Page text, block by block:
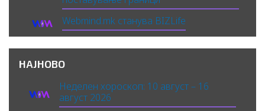
Webmind.mk станува BIZLife
НАЈНОВО
Неделен хороскоп: 10 август – 16
август 2026